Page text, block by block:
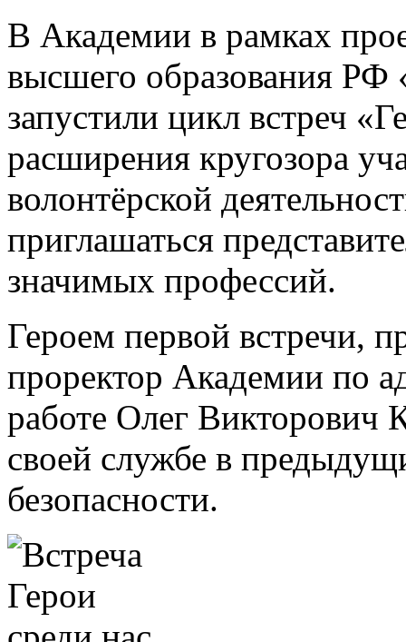
В Академии в рамках
высшего образования РФ
запустили цикл встреч
расширения кругозора
волонтёрской
приглашаться
значимых профессий.
Героем первой встречи,
проректор Академии по
работе Олег Викторович
своей службе в
безопасности.